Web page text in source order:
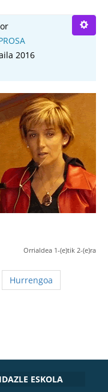
2016
Orrialdea 1-(e)tik 2-(e)ra
Hurrengoa
IDAZLE ESKOLA